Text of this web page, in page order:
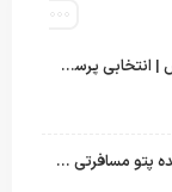
مرکز فروش انواع پتو گل برجسته الماس | انتخابی پرسود برای عمده‌فروشان
پتو گل برجسته ایرانی کاترینا | خرید عمده پتو مسافرتی با قیمت تولیدی